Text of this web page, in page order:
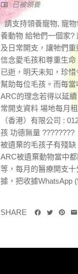
已被領養
請支持領養寵物, 寵物
養動物 給牠們一個家?
及日常開支，讓牠們
信念愛毛孩和尊重生
已逝，明天未知，珍
幫助每位毛孩。而每
ARC的理念若得以延
常開支資料 場地每月
（香港）有限公司 :
孩 功德無量
被遺棄的毛孩子有殘
ARC被遺棄動物當中
等，每月的醫療開支
據，把收據WhatsApp
SHARE